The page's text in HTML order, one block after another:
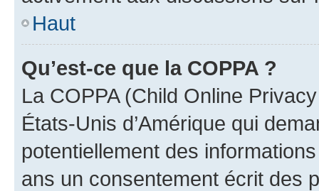
Haut
Qu’est-ce que la COPPA ?
La COPPA (Child Online
États-Unis d’Amérique qui
potentiellement des
ans un consentement écrit des